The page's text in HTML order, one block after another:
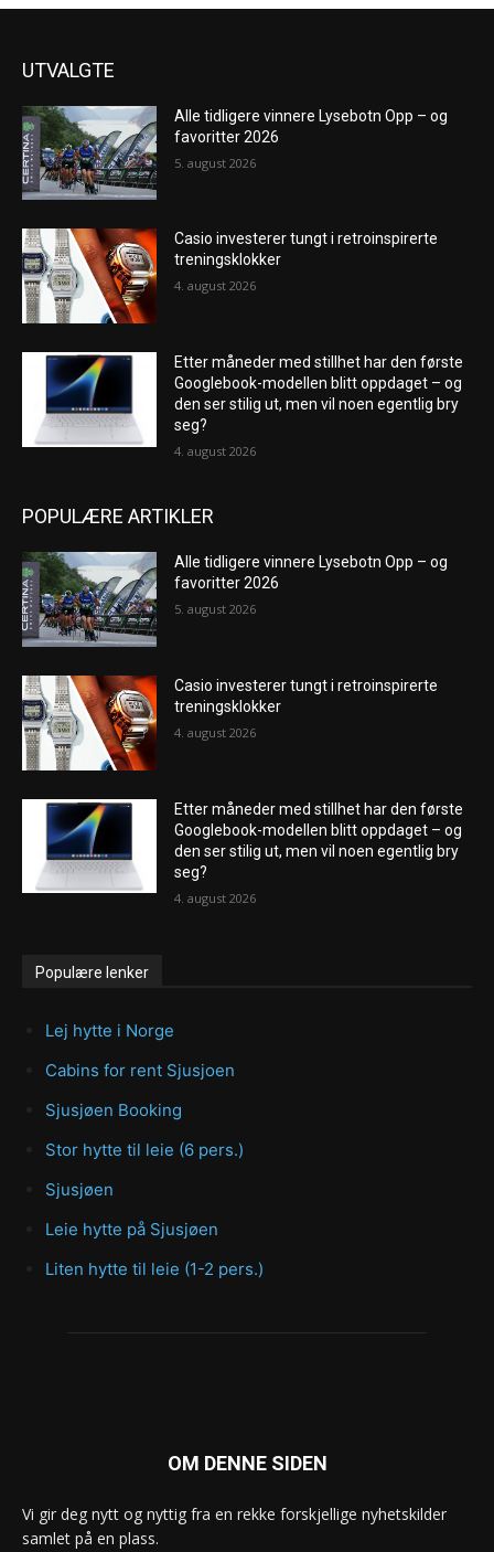
UTVALGTE
Alle tidligere vinnere Lysebotn Opp – og
favoritter 2026
5. august 2026
Casio investerer tungt i retroinspirerte
treningsklokker
4. august 2026
Etter måneder med stillhet har den første
Googlebook-modellen blitt oppdaget – og
den ser stilig ut, men vil noen egentlig bry
seg?
4. august 2026
POPULÆRE ARTIKLER
Alle tidligere vinnere Lysebotn Opp – og
favoritter 2026
5. august 2026
Casio investerer tungt i retroinspirerte
treningsklokker
4. august 2026
Etter måneder med stillhet har den første
Googlebook-modellen blitt oppdaget – og
den ser stilig ut, men vil noen egentlig bry
seg?
4. august 2026
Populære lenker
Lej hytte i Norge
Cabins for rent Sjusjoen
Sjusjøen Booking
Stor hytte til leie (6 pers.)
Sjusjøen
Leie hytte på Sjusjøen
Liten hytte til leie (1-2 pers.)
OM DENNE SIDEN
Vi gir deg nytt og nyttig fra en rekke forskjellige nyhetskilder
samlet på en plass.